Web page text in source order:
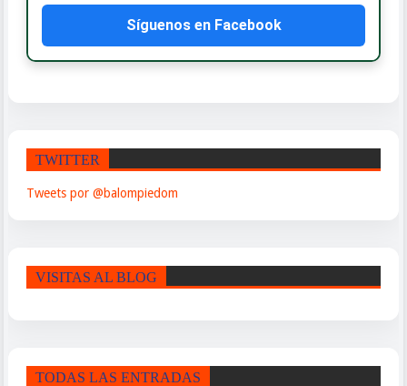
Síguenos en Facebook
TWITTER
Tweets por @balompiedom
VISITAS AL BLOG
TODAS LAS ENTRADAS